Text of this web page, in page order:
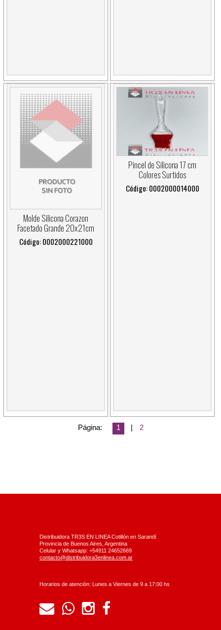
Molde Silicona Corazon
Facetado Grande 20x21cm
Código: 0002000221000
Pincel de Silicona 17 cm
Colores Surtidos
Código: 0002000014000
Página: 1 | 2
Distribuidora TR3S EN LINEA Cotillón en Sarandí
Provincia de Buenos Aires, Argentina
Celular y Whatsapp: +54911 24652669
contacto@distribuidora3enlinea.com.ar
Horarios de atención: Lunes a Viernes de 9 a 17:00 hs